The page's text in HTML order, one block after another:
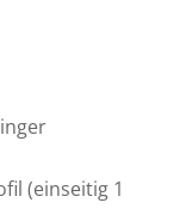
(einseitig 1